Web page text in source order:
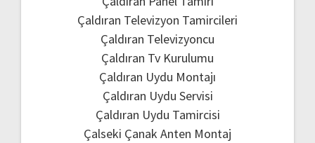
Çaldıran Televizyon Tamircileri
Çaldıran Televizyoncu
Çaldıran Tv Kurulumu
Çaldıran Uydu Montajı
Çaldıran Uydu Servisi
Çaldıran Uydu Tamircisi
Çalseki Çanak Anten Montaj